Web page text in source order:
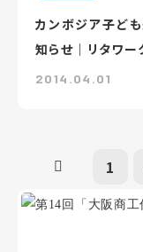
カンボジア子ど
知らせ｜リタワー
2014.04.01
1